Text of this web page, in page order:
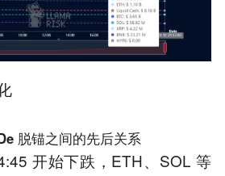
脱锚之间的先后关系
开始下跌，ETH、SOL 等